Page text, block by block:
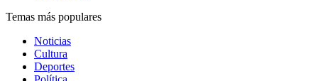
Temas más populares
Noticias
Cultura
Deportes